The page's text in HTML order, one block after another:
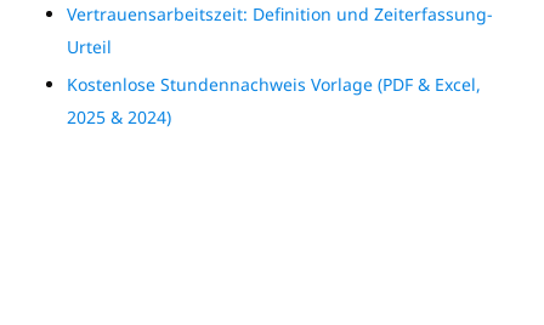
Vertrauensarbeitszeit: Definition und Zeiterfassung-
Urteil
Kostenlose Stundennachweis Vorlage (PDF & Excel,
2025 & 2024)